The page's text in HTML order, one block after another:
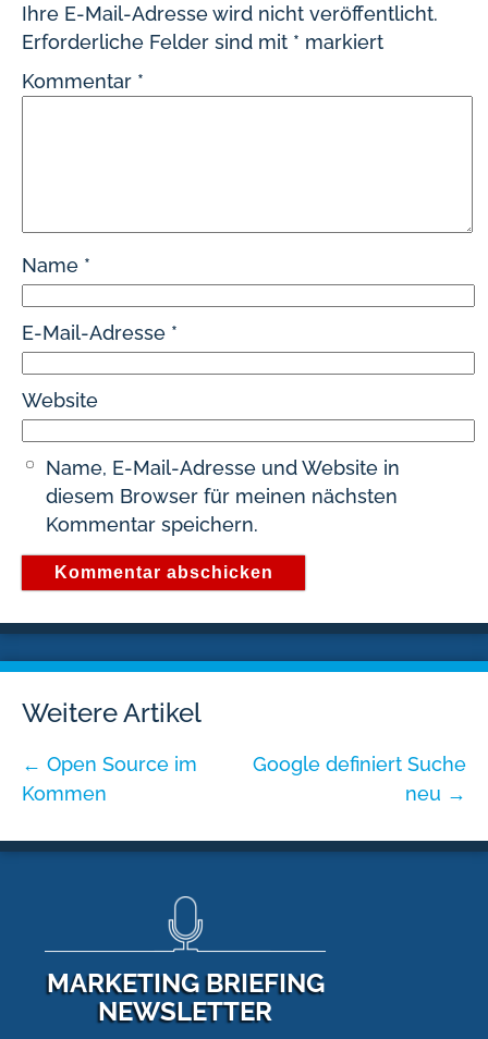
Ihre E-Mail-Adresse wird nicht veröffentlicht.
Erforderliche Felder sind mit * markiert
Kommentar *
Name *
E-Mail-Adresse *
Website
Name, E-Mail-Adresse und Website in
diesem Browser für meinen nächsten
Kommentar speichern.
Weitere Artikel
← Open Source im
Kommen
Google definiert Suche
neu →
MARKETING BRIEFING
NEWSLETTER